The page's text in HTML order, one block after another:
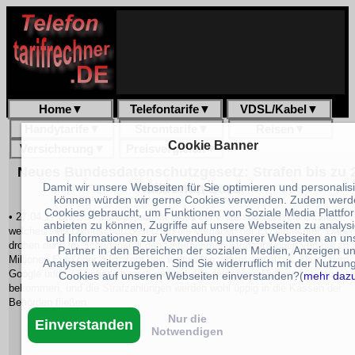
Home▼ Telefontarife▼ VDSL/Kabel ▼
Versicherung
Preisvergleich▼
Neues Bundesdatenschutzgesetz: Strafen bis zu
Millionen Euro
• 27.04.17 Die Bundesregierung ist eines der ersten europäischen Länder,
welches sein Datenschutzgesetz an die Vorgaben der EU ausrichtet. Dabei
drohen dann im Schadensfall den Unternehmen Strafzahlungen von bis zu
Millionen Euro oder 4 Prozent des weltweiten Jahresumsatzes. Damit wird
Google und CO sicherlich noch viel mit den deutschen Datenschützern zu
bekommen, und die Strafzahlungen werden wohl üppig in die Kassen der
Behörden fließen.
Cookie Banner
Damit wir unsere Webseiten für Sie optimieren und
können würden wir gerne Cookies verwenden. Zudem
Cookies gebraucht, um Funktionen von Soziale Media
anbieten zu können, Zugriffe auf unsere Webseiten zu
und Informationen zur Verwendung unserer Webseiten an
Partner in den Bereichen der sozialen Medien, Anzeigen
Analysen weiterzugeben. Sind Sie widerruflich mit der
Cookies auf unseren Webseiten einverstanden?(mehr
Einverstanden
Nur die
Notwendigen